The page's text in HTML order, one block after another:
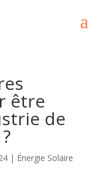
être
de
| Énergie Solaire